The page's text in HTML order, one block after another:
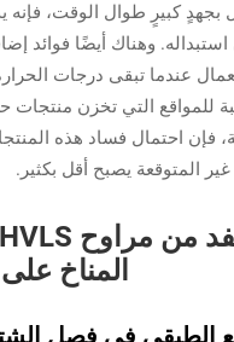
بجهدٍ كبيرٍ طوال الوقت، فإنه
وهناك أيضًا فوائد
عندما تبقى درجات
للمواقع التي تخزن
فإن احتمال فساد هذه
المتوقعة يصبح أقل بكثير.
المناخ